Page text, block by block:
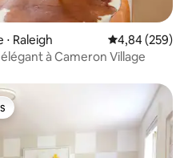
Raleigh Évaluation
4,84 (259)
à Cameron Village
plus appréciés